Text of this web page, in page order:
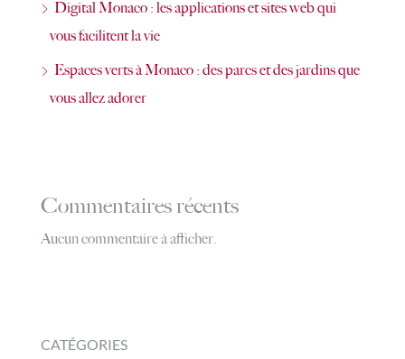
Digital Monaco : les applications et sites web qui
vous facilitent la vie
Espaces verts à Monaco : des parcs et des jardins que
vous allez adorer
Commentaires récents
Aucun commentaire à afficher.
CATÉGORIES